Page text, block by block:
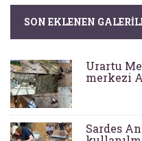
SON EKLENEN
Urartu
merkezi
Sardes